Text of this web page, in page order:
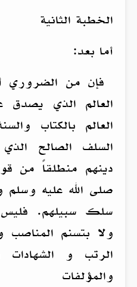
الخطبة الثانية
أما بعد:
فإن من الضروري
العالم الذي يصدق
العالم بالكتاب
السلف الصالح
دينهم منطلقاً من
صلى الله عليه وسلم
سلك سبيلهم. فليس
ولا بتسنم المناصب
الرتب و الشهادات
والمؤلفات